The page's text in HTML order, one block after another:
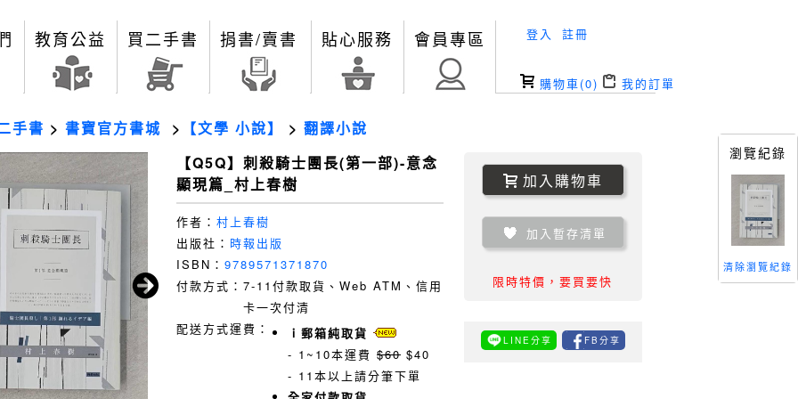
教育公益 買二手書 捐書/賣書 貼心服務 會員專區 登入 註冊
購物車(0) 我的訂單
手書 > 書寶官方書城 > 【文學 小說】 > 翻譯小說
【Q5Q】刺殺騎士團長(第一部)-意念
顯現篇_村上春樹
作者： 村上春樹
出版社： 時報出版
ISBN： 9789571371870
付款方式： 7-11付款取貨、Web ATM、信用
卡一次付清
配送方式運費：
ｉ郵箱純取貨
- 1~10本運費 $60 $40
- 11本以上請分筆下單
加入購物車
加入暫存清單
限時特價，要買要快
LINE分享 FB分享
瀏覽紀錄
清除瀏覽紀錄